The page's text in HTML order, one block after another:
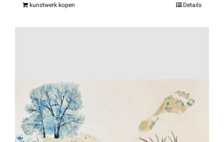
kunstwerk kopen Details